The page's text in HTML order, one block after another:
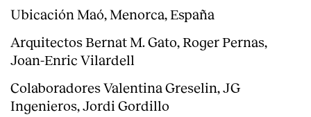
Ubicación Maó, Menorca, España
Arquitectos Bernat M. Gato, Roger Pernas,
Joan-Enric Vilardell
Colaboradores Valentina Greselin, JG
Ingenieros, Jordi Gordillo